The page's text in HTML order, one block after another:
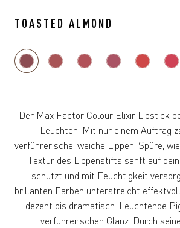
TOASTED ALMOND
Der Max Factor Colour Elixir Lipstick
Leuchten. Mit nur einem Auftrag
verführerische, weiche Lippen. Spüre,
Textur des Lippenstifts sanft auf
schützt und mit Feuchtigkeit
brillanten Farben unterstreicht
dezent bis dramatisch. Leuchtende
verführerischen Glanz. Durch